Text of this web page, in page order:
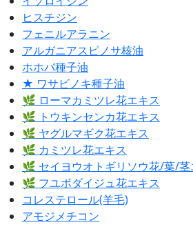
ヒスチジン
フェニルアラニン
アルガニアスピノサ核油
ホホバ種子油
★ ワサビノキ種子油
🌿 ローマカミツレ花エキス
🌿 トウキンセンカ花エキス
🌿 ヤグルマギク花エキス
🌿 カミツレ花エキス
🌿 セイヨウオトギリソウ花/葉/茎
🌿 フユボダイジュ花エキス
コレステロール(羊毛)
アモジメチコン